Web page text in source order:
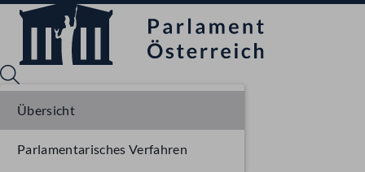
Übersicht
Parlamentarisches Verfahren